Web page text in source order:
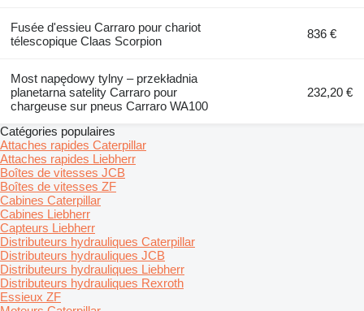
Fusée d'essieu Carraro pour chariot
télescopique Claas Scorpion
836 €
Most napędowy tylny – przekładnia
planetarna satelity Carraro pour
chargeuse sur pneus Carraro WA100
232,20 €
Catégories populaires
Attaches rapides Caterpillar
Attaches rapides Liebherr
Boîtes de vitesses JCB
Boîtes de vitesses ZF
Cabines Caterpillar
Cabines Liebherr
Capteurs Liebherr
Distributeurs hydrauliques Caterpillar
Distributeurs hydrauliques JCB
Distributeurs hydrauliques Liebherr
Distributeurs hydrauliques Rexroth
Essieux ZF